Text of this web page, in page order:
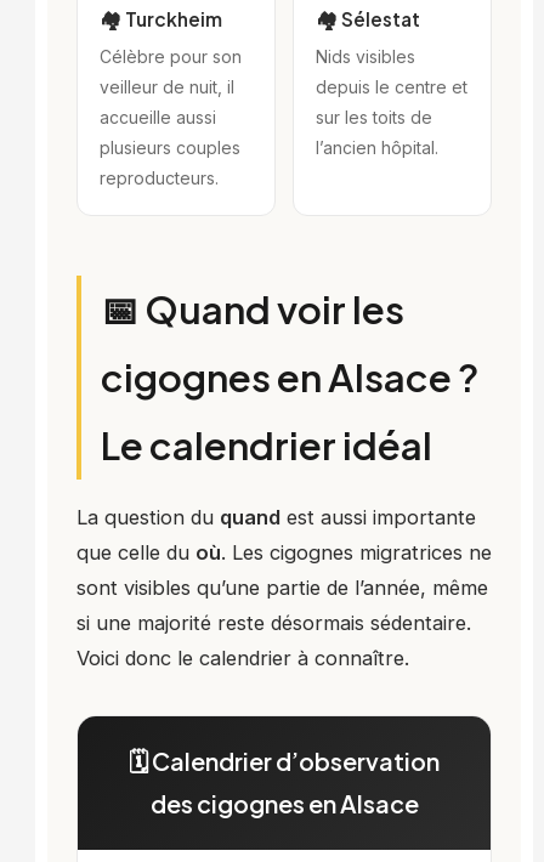
🏘️ Turckheim
Célèbre pour son
veilleur de nuit, il
accueille aussi
plusieurs couples
reproducteurs.
🏘️ Sélestat
Nids visibles
depuis le centre et
sur les toits de
l’ancien hôpital.
📅 Quand voir les
cigognes en Alsace ?
Le calendrier idéal
La question du quand est aussi importante
que celle du où. Les cigognes migratrices ne
sont visibles qu’une partie de l’année, même
si une majorité reste désormais sédentaire.
Voici donc le calendrier à connaître.
🗓️ Calendrier d’observation
des cigognes en Alsace